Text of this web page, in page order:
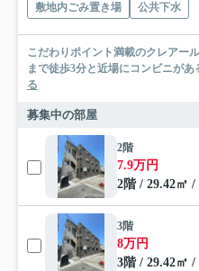
敷地内ごみ置き場
公共下水
こだわりポイント満載のクレアー
まで徒歩3分と近場にコンビニが
る
募集中の部屋
2階
7.9万円
2階 / 29.42㎡
3階
8万円
3階 / 29.42㎡